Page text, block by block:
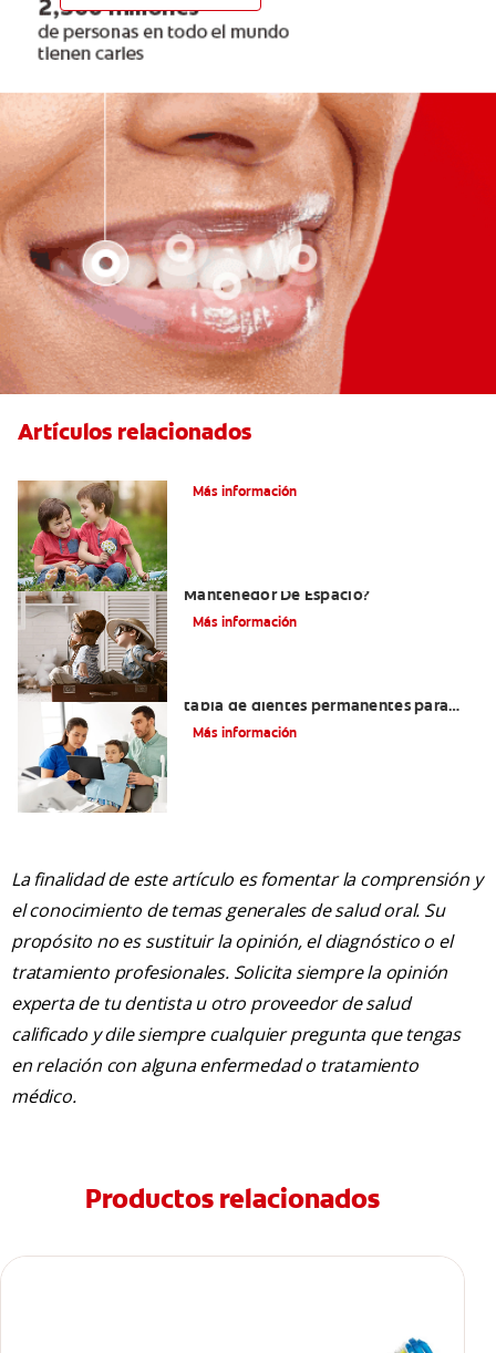
Artículos relacionados
Más información
Mantenedor De Espacio?
Más información
tabla de dientes permanentes para
darle seguimiento a los nuevos dientes
Más información
La finalidad de este artículo es fomentar la comprensión y
el conocimiento de temas generales de salud oral. Su
propósito no es sustituir la opinión, el diagnóstico o el
tratamiento profesionales. Solicita siempre la opinión
experta de tu dentista u otro proveedor de salud
calificado y dile siempre cualquier pregunta que tengas
en relación con alguna enfermedad o tratamiento
médico.
Productos relacionados